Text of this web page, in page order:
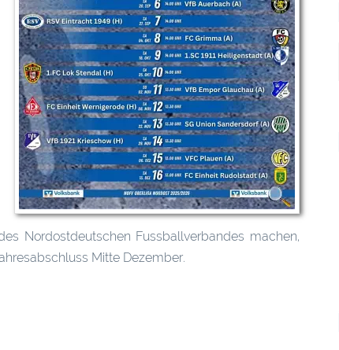
Sommerpause
30.06.2026
.. : ..
Nordostdeutschen Fussballverbandes machen,
Mitte Dezember.